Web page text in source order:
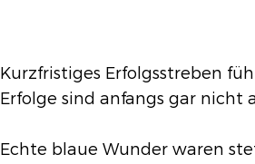
Kurzfristiges Erfolgsstreben
Erfolge sind anfangs gar nicht
Echte blaue Wunder waren